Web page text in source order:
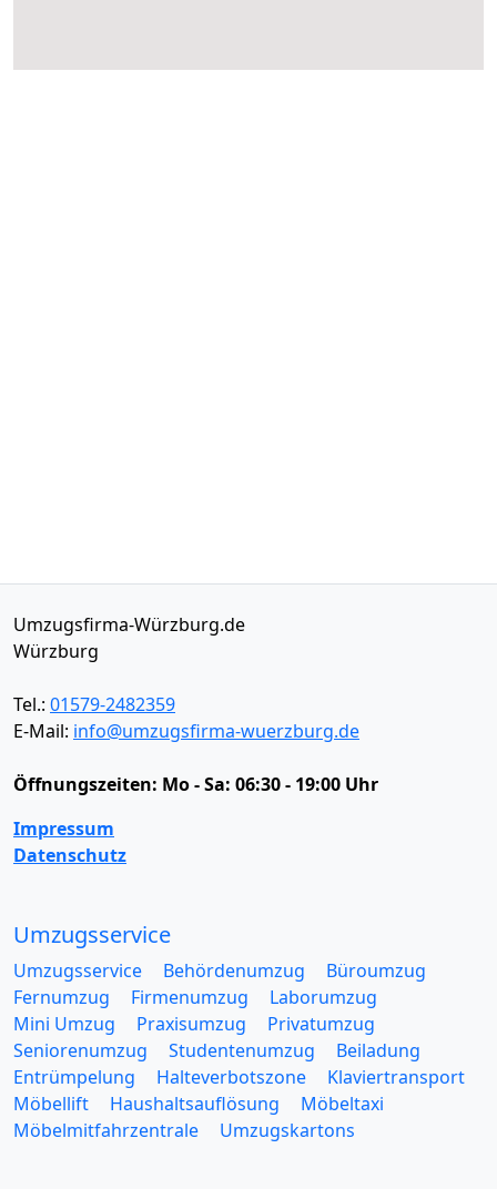
Umzugsfirma-Würzburg.de
Würzburg
Tel.: 01579-2482359
E-Mail: info@umzugsfirma-wuerzburg.de
Öffnungszeiten: Mo - Sa: 06:30 - 19:00 Uhr
Impressum
Datenschutz
Umzugsservice
Umzugsservice Behördenumzug
Büroumzug
Fernumzug
Firmenumzug
Laborumzug
Mini Umzug
Praxisumzug
Privatumzug
Seniorenumzug
Studentenumzug
Beiladung
Entrümpelung
Halteverbotszone
Klaviertransport
Möbellift
Haushaltsauflösung
Möbeltaxi
Möbelmitfahrzentrale
Umzugskartons